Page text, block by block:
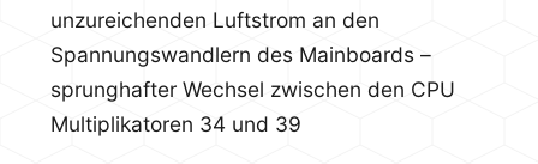
unzureichenden Luftstrom an den
Spannungswandlern des Mainboards –
sprunghafter Wechsel zwischen den CPU
Multiplikatoren 34 und 39